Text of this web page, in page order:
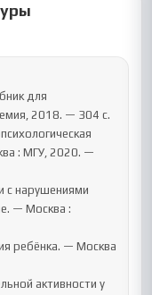
2018. — 304 с.
: МГУ, 2020. —
— Москва :